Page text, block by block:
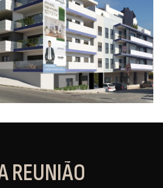
REUNIÃO